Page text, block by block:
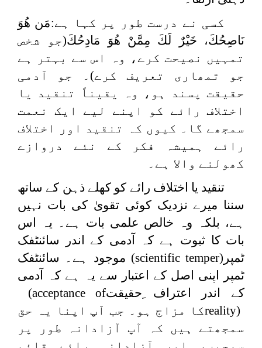
کسی نے درست طور پر کہا ہے:مَن هُوَ
نَاصِحُكَ، خَيْرٌ لَكَ مِمَّنْ هُوَ مَادِحُكَ(جو شخص
تمہیں نصیحت کرے، وہ اس سے بہتر ہے
جو تمھاری تعریف کرے)۔ جو آدمی
حقیقت پسند ہو، وہ یقیناً تنقید یا
اختلاف رائے کو اپنے لیے ایک نعمت
سمجھے گا۔ کیوں کہ تنقید اور اختلاف
رائے ہمیشہ فکر کے نئے دروازے
کھولنے والا ہے۔
تنقید یا اختلاف رائے کو کھلے ذہن کے ساتھ
سننا میرے نزدیک کوئی تقویٰ کی بات نہیں
ہے، بلکہ وہ خالص علمی بات ہے۔ یہ اس
بات کا ثبوت ہے کہ آدمی کے اندر سائنٹفک
ٹمپر (scientific temper) موجود ہے۔ سائنٹفک
ٹمپر اپنی اصل کے اعتبار سے یہ ہے کہ آدمی
کے اندر اعتراف ِحقیقت(acceptance of
reality)کا مزاج ہو۔ جب آپ اپنا یہ حق
سمجھتے ہیں کہ آپ آزادانہ طور پر